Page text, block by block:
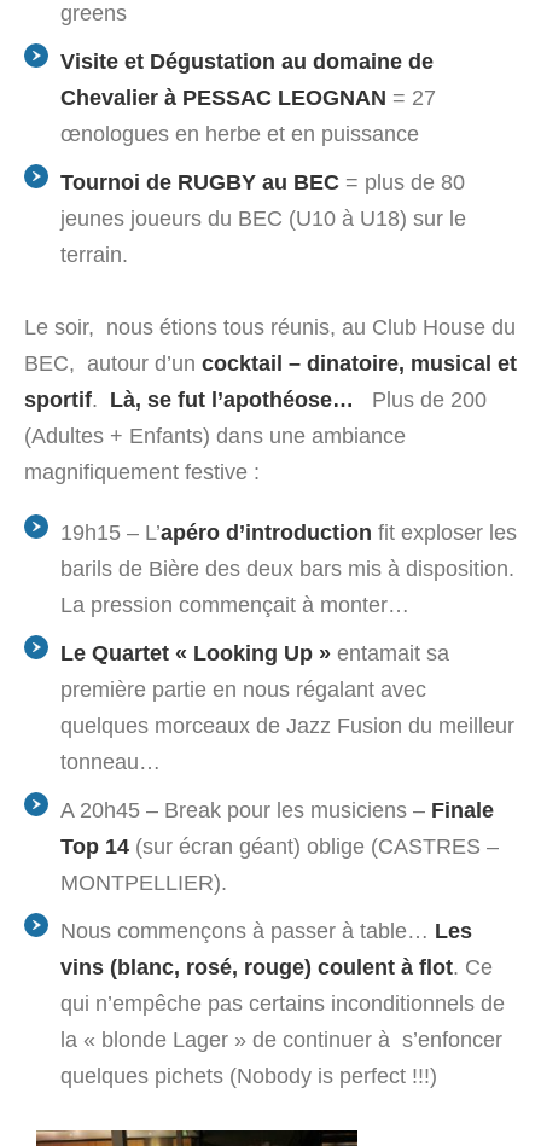
greens
Visite et Dégustation au domaine de
Chevalier à PESSAC LEOGNAN = 27
œnologues en herbe et en puissance
Tournoi de RUGBY au BEC = plus de 80
jeunes joueurs du BEC (U10 à U18) sur le
terrain.
Le soir, nous étions tous réunis, au Club House du
BEC, autour d’un cocktail – dinatoire, musical et
sportif. Là, se fut l’apothéose… Plus de 200
(Adultes + Enfants) dans une ambiance
magnifiquement festive :
19h15 – L’apéro d’introduction fit exploser les
barils de Bière des deux bars mis à disposition.
La pression commençait à monter…
Le Quartet « Looking Up » entamait sa
première partie en nous régalant avec
quelques morceaux de Jazz Fusion du meilleur
tonneau…
A 20h45 – Break pour les musiciens – Finale
Top 14 (sur écran géant) oblige (CASTRES –
MONTPELLIER).
Nous commençons à passer à table… Les
vins (blanc, rosé, rouge) coulent à flot. Ce
qui n’empêche pas certains inconditionnels de
la « blonde Lager » de continuer à s’enfoncer
quelques pichets (Nobody is perfect !!!)